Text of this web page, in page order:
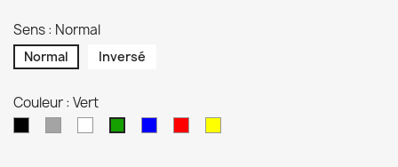
Sens : Normal
Normal Inversé
Couleur : Vert